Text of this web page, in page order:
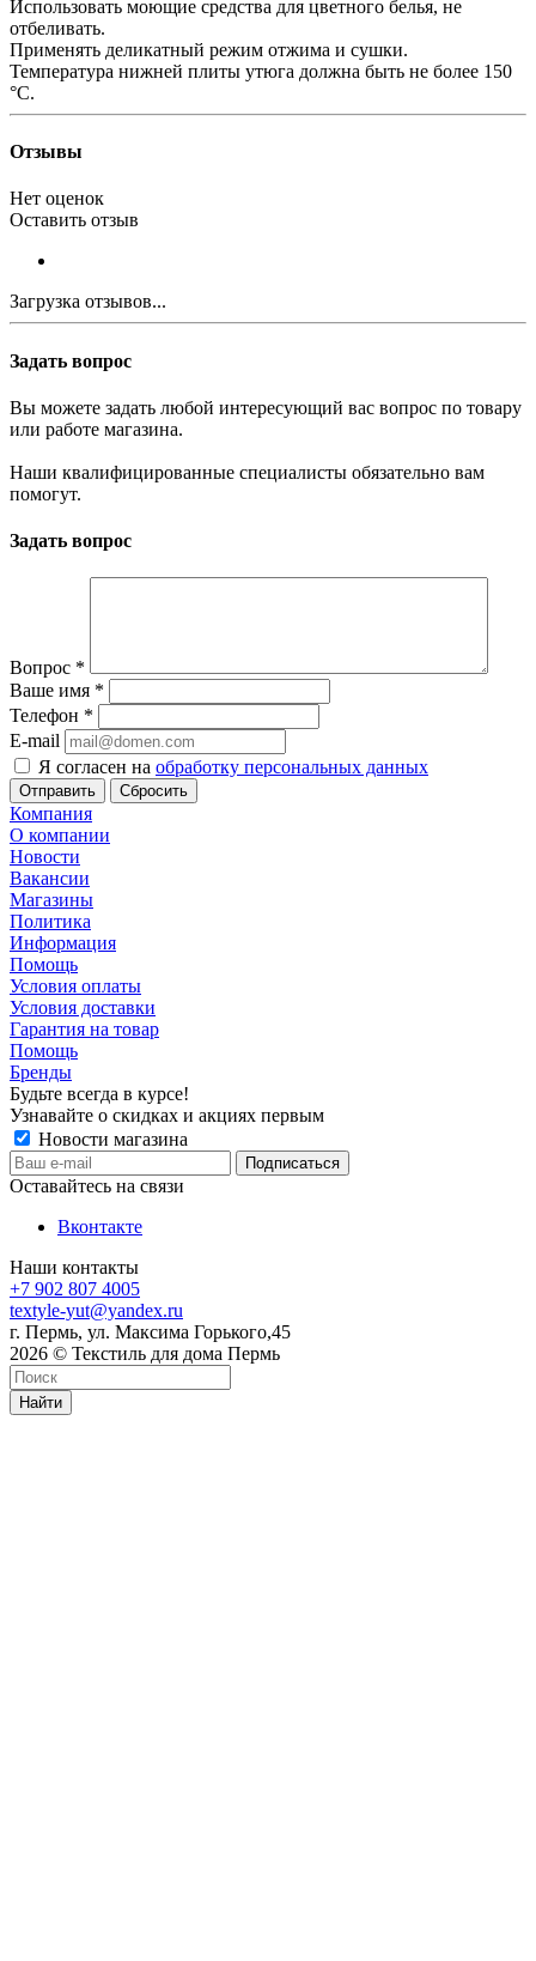
Использовать моющие средства для цветного белья, не
отбеливать.
Применять деликатный режим отжима и сушки.
Температура нижней плиты утюга должна быть не более 150
°С.
Отзывы
Нет оценок
Оставить отзыв
Загрузка отзывов...
Задать вопрос
Вы можете задать любой интересующий вас вопрос по товару
или работе магазина.
Наши квалифицированные специалисты обязательно вам
помогут.
Задать вопрос
Вопрос *
Ваше имя *
Телефон *
E-mail
Я согласен на обработку персональных данных
Сбросить
Компания
О компании
Новости
Вакансии
Магазины
Политика
Информация
Помощь
Условия оплаты
Условия доставки
Гарантия на товар
Помощь
Бренды
Будьте всегда в курсе!
Узнавайте о скидках и акциях первым
Новости магазина
Оставайтесь на связи
Вконтакте
Наши контакты
+7 902 807 4005
textyle-yut@yandex.ru
г. Пермь, ул. Максима Горького,45
2026 © Текстиль для дома Пермь
Найти